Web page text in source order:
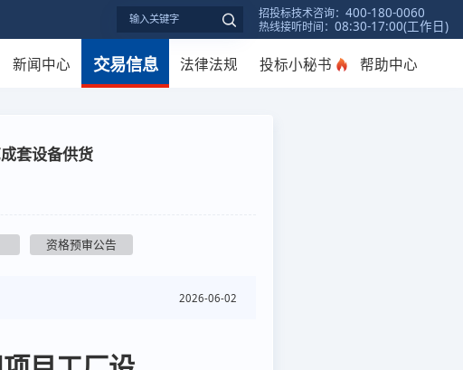
招投标技术咨询：400-180-0060
热线接听时间：08:30-17:00(工作日)
新闻中心 交易信息 法律法规 投标小秘书 帮助中心
套设备供货
资格预审公告
2026-06-02